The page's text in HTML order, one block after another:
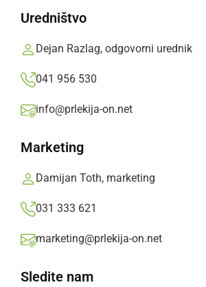
Uredništvo
Dejan Razlag, odgovorni urednik
041 956 530
info@prlekija-on.net
Marketing
Damijan Toth, marketing
031 333 621
marketing@prlekija-on.net
Sledite nam
pri podnebnih politikah
Popularne rubrike novic
Družabno
Črna kronika
Šport